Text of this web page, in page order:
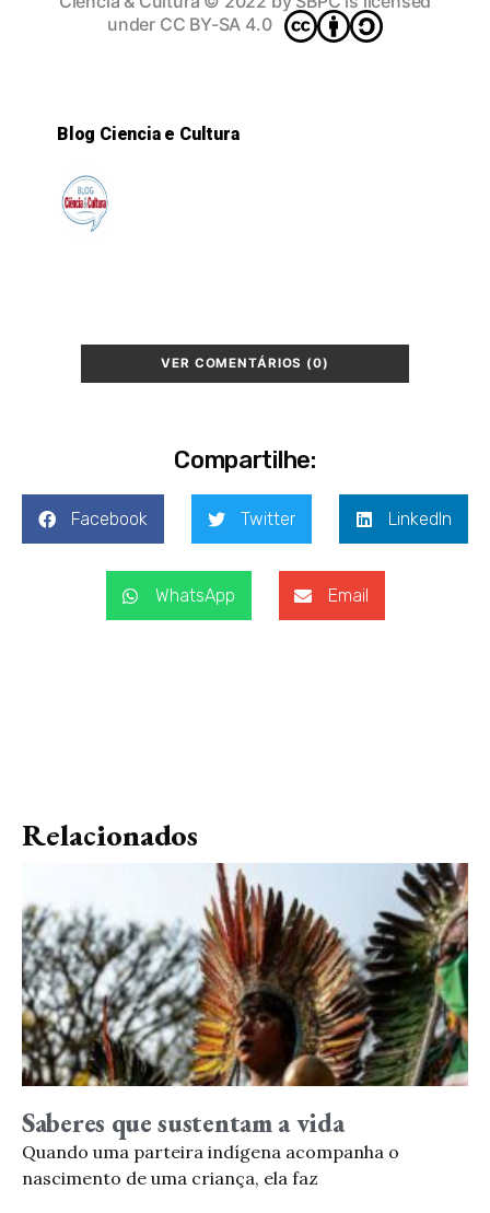
under CC BY-SA 4.0
Blog Ciencia e Cultura
VER COMENTÁRIOS (0)
Compartilhe:
Facebook Twitter LinkedIn
WhatsApp Email
Relacionados
Saberes que sustentam a vida
Quando uma parteira indígena acompanha o
nascimento de uma criança, ela faz